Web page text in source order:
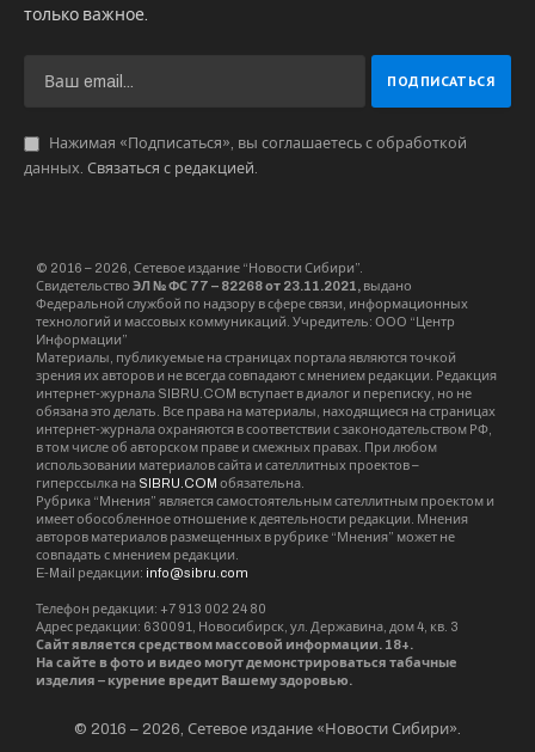
только важное.
Нажимая «Подписаться», вы соглашаетесь с обработкой
данных. Связаться с редакцией.
© 2016 – 2026, Сетевое издание “Новости Сибири”.
Свидетельство ЭЛ № ФС 77 – 82268 от 23.11.2021, выдано
Федеральной службой по надзору в сфере связи, информационных
технологий и массовых коммуникаций. Учредитель: ООО “Центр
Информации”
Материалы, публикуемые на страницах портала являются точкой
зрения их авторов и не всегда совпадают с мнением редакции. Редакция
интернет-журнала SIBRU.COM вступает в диалог и переписку, но не
обязана это делать. Все права на материалы, находящиеся на страницах
интернет-журнала охраняются в соответствии с законодательством РФ,
в том числе об авторском праве и смежных правах. При любом
использовании материалов сайта и сателлитных проектов –
гиперссылка на SIBRU.COM обязательна.
Рубрика “Мнения” является самостоятельным сателлитным проектом и
имеет обособленное отношение к деятельности редакции. Мнения
авторов материалов размещенных в рубрике “Мнения” может не
совпадать с мнением редакции.
E-Mail редакции: info@sibru.com
Телефон редакции: +7 913 002 24 80
Адрес редакции: 630091, Новосибирск, ул. Державина, дом 4, кв. 3
Сайт является средством массовой информации. 18+.
На сайте в фото и видео могут демонстрироваться табачные
изделия – курение вредит Вашему здоровью.
© 2016 – 2026, Сетевое издание «Новости Сибири».